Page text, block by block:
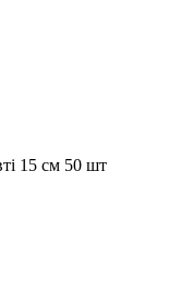
15 см 50 шт